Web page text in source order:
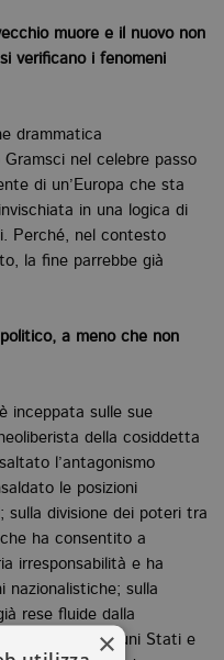
muore e il nuovo non
verificano i fenomeni
drammatica
nel celebre passo
di un’Europa che sta
in una logica di
Perché, nel contesto
la fine parrebbe già
a meno che non
inceppata sulle sue
della cosiddetta
l’antagonismo
le posizioni
sulla divisione dei poteri tra
ha consentito a
irresponsabilità e ha
nazionalistiche; sulla
rese fluide dalla
includono alcuni Stati e
×